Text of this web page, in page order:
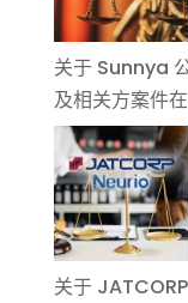
关于 Sunnya
及相关方案件
关于